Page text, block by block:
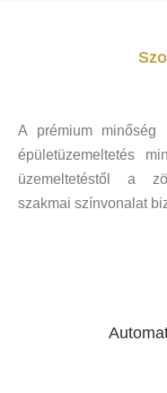
A prémium minőség
épületüzemeltetés
üzemeltetéstől a
szakmai színvonalat